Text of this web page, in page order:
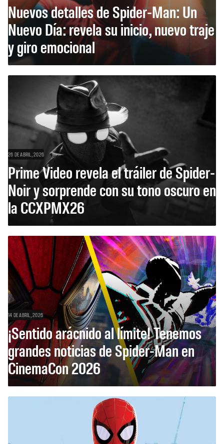
Nuevos detalles de Spider-Man: Un
Nuevo Día: revela su inicio, nuevo traje
y giro emocional
26 DE ABRIL, 2026
Prime Video revela el tráiler de Spider-
Noir y sorprende con su tono oscuro en
la CCXPMX26
14 DE ABRIL, 2026
¡Sentido arácnido al límite! Tenemos
grandes noticias de Spider-Man en
CinemaCon 2026